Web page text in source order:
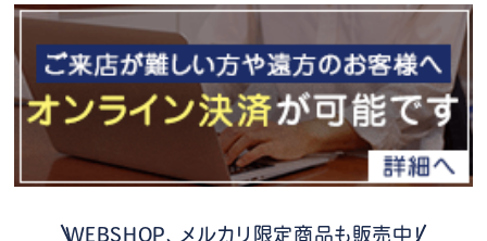
WEBSHOP、メルカリ限定商品も販売中！